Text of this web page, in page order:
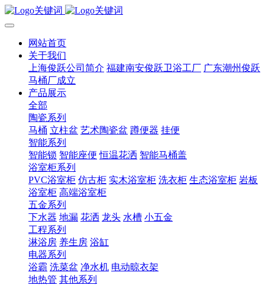
网站首页
关于我们
上海俊跃公司简介 福建南安俊跃卫浴工厂 广东潮州俊跃
马桶厂成立
产品展示
全部
陶瓷系列
马桶 立柱盆 艺术陶瓷盆 蹲便器 挂便
智能系列
智能锁 智能座便 恒温花洒 智能马桶盖
浴室柜系列
PVC浴室柜 仿古柜 实木浴室柜 洗衣柜 生态浴室柜 岩板
浴室柜 高端浴室柜
五金系列
下水器 地漏 花洒 龙头 水槽 小五金
工程系列
淋浴房 养生房 浴缸
电器系列
浴霸 洗菜盆 净水机 电动晾衣架
地热管 其他系列